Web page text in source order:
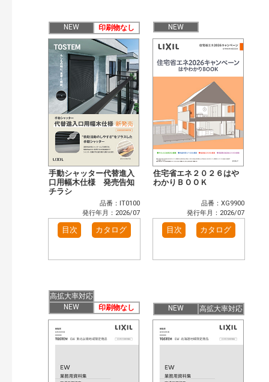
NEW 印刷物なし
手動シャッター代替進入
口用幅木仕様 発売告知
チラシ
品番：IT0100
発行年月：2026/07
目次 カタログ
NEW
住宅省エネ２０２６はや
わかりＢＯＯＫ
品番：XG9900
発行年月：2026/07
目次 カタログ
高拡大率対応
NEW
印刷物なし NEW 高拡大率対応